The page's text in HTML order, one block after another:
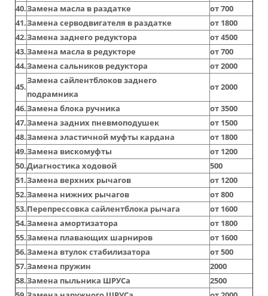
40.Замена масла в раздатке
от 700
41.Замена серводвигателя в раздатке
от 1800
42.Замена заднего редуктора
от 4500
43.Замена масла в редукторе
от 700
44.Замена сальников редуктора
от 2000
45.
Замена сайлентблоков заднего
подрамника
от 2000
46.Замена блока ручника
от 3500
47.Замена задних пневмоподушек
от 1500
48.Замена эластичной муфты кардана
от 1800
49.Замена вискомуфты
от 1200
50.Диагностика ходовой
500
51.Замена верхних рычагов
от 1200
52.Замена нижних рычагов
от 800
53.Перепрессовка сайлентблока рычага
от 1600
54.Замена амортизатора
от 1800
55.Замена плавающих шарниров
от 1600
56.Замена втулок стабилизатора
от 500
57.Замена пружин
2000
58.Замена пыльника ШРУСа
2500